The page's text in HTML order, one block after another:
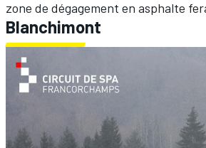
zone de dégagement en asphalte
Blanchimont